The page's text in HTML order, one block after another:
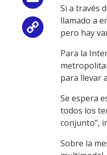
Copy
Link
Si a través
llamado a
pero hay
Para la
para llevar
Se espera
todos los
conjunto”,
Sobre la